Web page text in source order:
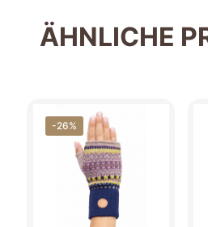
ÄHNLICHE
-26%